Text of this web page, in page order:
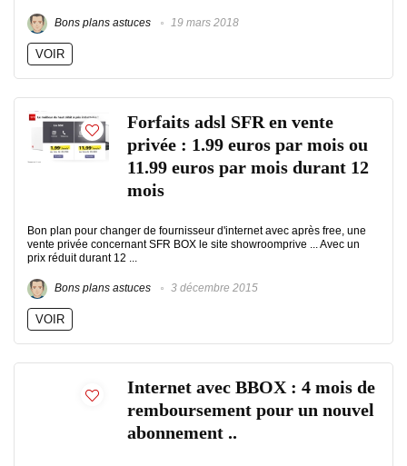
Bons plans astuces 19 mars 2018
VOIR
Forfaits adsl SFR en vente
privée : 1.99 euros par mois ou
11.99 euros par mois durant 12
mois
Bon plan pour changer de fournisseur d'internet avec après free, une
vente privée concernant SFR BOX le site showroomprive ... Avec un
prix réduit durant 12 ...
Bons plans astuces 3 décembre 2015
VOIR
Internet avec BBOX : 4 mois de
remboursement pour un nouvel
abonnement ..